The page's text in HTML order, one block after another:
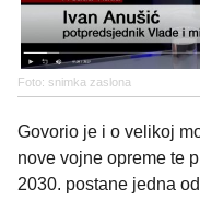
Foto: snimka zaslona
Govorio je i o velikoj
nove vojne opreme te
2030. postane jedna